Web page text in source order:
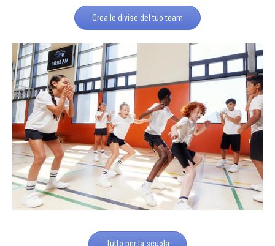
Crea le divise del tuo team
Tutto per la scuola